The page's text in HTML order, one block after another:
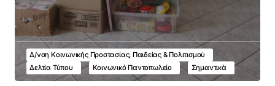
Δ/νση Κοινωνικής Προστασίας, Παιδείας & Πολιτισμού
Δελτία Τύπου
Κοινωνικό Παντοπωλείο Σημαντικά